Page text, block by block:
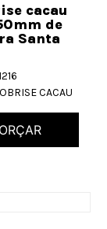
cacau
de
Santa
CACAU
ORÇAR